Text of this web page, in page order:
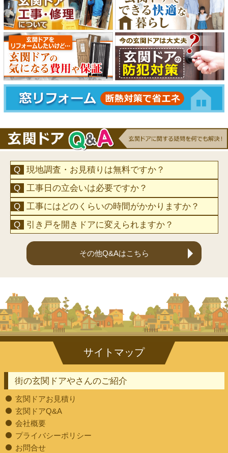
現地調査・お見積りは無料ですか？
工事日の立会いは必要ですか？
工事にはどのくらいの時間がかかりますか？
引き戸を開きドアに変えられますか？
その他Q&Aはこちら
街の玄関ドアやさんのご紹介
玄関ドアお見積り
玄関ドアQ&A
会社概要
プライバシーポリシー
お問合せ